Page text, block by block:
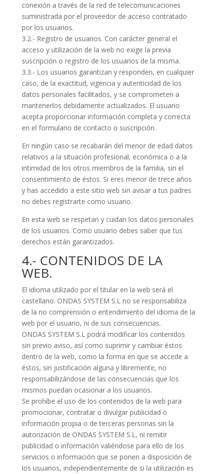
conexión a través de la red de telecomunicaciones
suministrada por el proveedor de acceso contratado
por los usuarios.
3.2.- Registro de usuarios. Con carácter general el
acceso y utilización de la web no exige la previa
suscripción o registro de los usuarios de la misma.
3.3.- Los usuarios garantizan y responden, en cualquier
caso, de la exactitud, vigencia y autenticidad de los
datos personales facilitados, y se comprometen a
mantenerlos debidamente actualizados. El usuario
acepta proporcionar información completa y correcta
en el formulario de contacto o suscripción.
En ningún caso se recabarán del menor de edad datos
relativos a la situación profesional, económica o a la
intimidad de los otros miembros de la familia, sin el
consentimiento de éstos. Si eres menor de trece años
y has accedido a este sitio web sin avisar a tus padres
no debes registrarte como usuario.
En esta web se respetan y cuidan los datos personales
de los usuarios. Como usuario debes saber que tus
derechos están garantizados.
4.- CONTENIDOS DE LA
WEB.
El idioma utilizado por el titular en la web será el
castellano. ONDAS SYSTEM S.L no se responsabiliza
de la no comprensión o entendimiento del idioma de la
web por el usuario, ni de sus consecuencias.
ONDAS SYSTEM S.L podrá modificar los contenidos
sin previo aviso, así como suprimir y cambiar éstos
dentro de la web, como la forma en que se accede a
éstos, sin justificación alguna y libremente, no
responsabilizándose de las consecuencias que los
mismos puedan ocasionar a los usuarios.
Se prohíbe el uso de los contenidos de la web para
promocionar, contratar o divulgar publicidad o
información propia o de terceras personas sin la
autorización de ONDAS SYSTEM S.L, ni remitir
publicidad o información valiéndose para ello de los
servicios o información que se ponen a disposición de
los usuarios, independientemente de si la utilización es